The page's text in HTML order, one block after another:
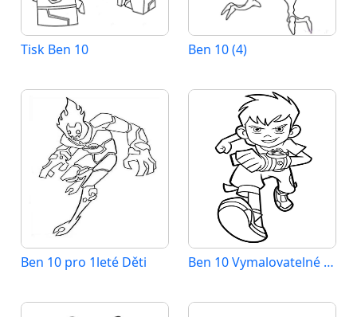
Tisk Ben 10 Ben 10 (4)
Ben 10 pro 1leté Děti Ben 10 Vymalovatelné pro Děti